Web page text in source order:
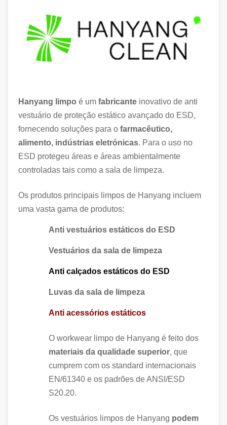
Hanyang limpo é um fabricante inovativo de anti
vestuário de proteção estático avançado do ESD,
fornecendo soluções para o farmacêutico,
alimento, indústrias eletrónicas. Para o uso no
ESD protegeu áreas e áreas ambientalmente
controladas tais como a sala de limpeza.
Os produtos principais limpos de Hanyang incluem
uma vasta gama de produtos:
Anti vestuários estáticos do ESD
Vestuários da sala de limpeza
Anti calçados estáticos do ESD
Luvas da sala de limpeza
Anti acessórios estáticos
O workwear limpo de Hanyang é feito dos
materiais da qualidade superior, que
cumprem com os standard internacionais
EN/61340 e os padrões de ANSI/ESD
S20.20.
Os vestuários limpos de Hanyang podem